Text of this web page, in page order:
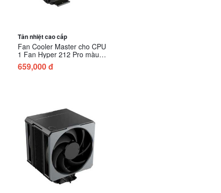
Tản nhiệt cao cấp
Fan Cooler Master cho CPU
1 Fan Hyper 212 Pro màu
Đen
659,000 đ